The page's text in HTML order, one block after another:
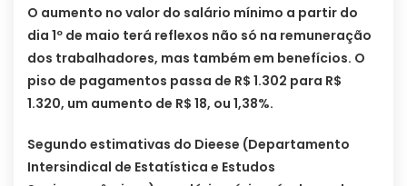
O aumento no valor do salário mínimo a partir do
dia 1º de maio terá reflexos não só na remuneração
dos trabalhadores, mas também em benefícios. O
piso de pagamentos passa de R$ 1.302 para R$
1.320, um aumento de R$ 18, ou 1,38%.
Segundo estimativas do Dieese (Departamento
Intersindical de Estatística e Estudos